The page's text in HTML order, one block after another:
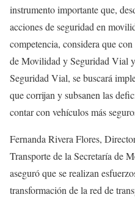
instrumento importante que,
acciones de seguridad en
competencia, considera que
de Movilidad y Seguridad Vial
Seguridad Vial, se buscará
que corrijan y subsanen las
contar con vehículos más
Fernanda Rivera Flores,
Transporte de la Secretaría de
aseguró que se realizan
transformación de la red de